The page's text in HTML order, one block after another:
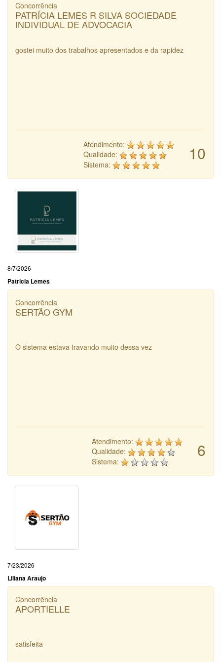
Concorrência
PATRÍCIA LEMES R SILVA SOCIEDADE
INDIVIDUAL DE ADVOCACIA
gostei muito dos trabalhos apresentados e da rapidez
10
Atendimento:
Qualidade:
Sistema:
8/7/2026
Patricia Lemes
Concorrência
SERTÃO GYM
O sistema estava travando muito dessa vez
6
Atendimento:
Qualidade:
Sistema:
7/23/2026
Liliana Araujo
Concorrência
APORTIELLE
satisfeita